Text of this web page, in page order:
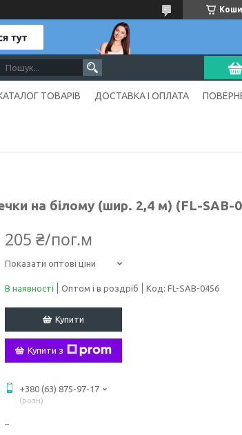
ТОВАРІВ ДОСТАВКА І ОПЛАТА
на білому (шир. 2,4 м) (FL-SAB-
205 ₴/пог.м
Показати оптові ціни
В наявності Оптом і в роздріб Код: FL-SAB-0456
Купити
Купити з
+380 (63) 875-97-17
розн